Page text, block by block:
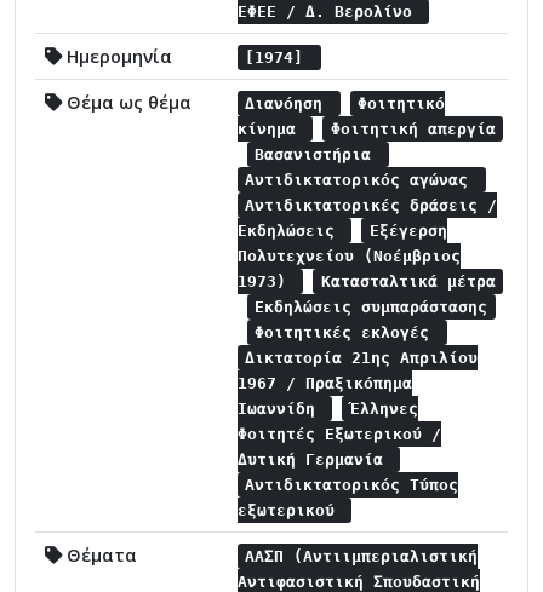
ΕΦΕΕ / Δ. Βερολίνο
Ημερομηνία [1974]
Θέμα ως θέμα Διανόηση
Φοιτητικό
κίνημα
Φοιτητική απεργία
Βασανιστήρια
Αντιδικτατορικός αγώνας
Αντιδικτατορικές δράσεις /
Εκδηλώσεις
Εξέγερση
Πολυτεχνείου (Νοέμβριος
1973)
Κατασταλτικά μέτρα
Εκδηλώσεις συμπαράστασης
Φοιτητικές εκλογές
Δικτατορία 21ης Απριλίου
1967 / Πραξικόπημα
Ιωαννίδη
Έλληνες
Φοιτητές Εξωτερικού /
Δυτική Γερμανία
Αντιδικτατορικός Τύπος
εξωτερικού
Θέματα
ΑΑΣΠ (Αντιιμπεριαλιστική
Αντιφασιστική Σπουδαστική